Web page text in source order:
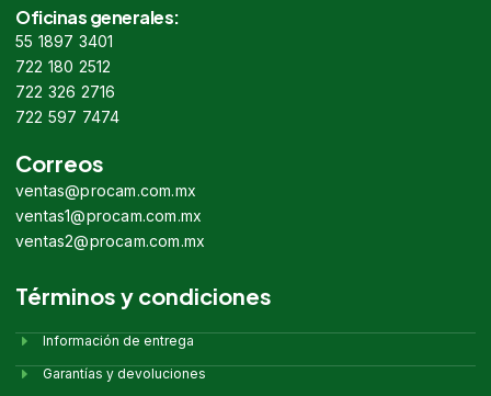
Oficinas generales:
55 1897 3401
722 180 2512
722 326 2716
722 597 7474
Correos
ventas@procam.com.mx
ventas1@procam.com.mx
ventas2@procam.com.mx
Términos y condiciones
Información de entrega
Garantías y devoluciones